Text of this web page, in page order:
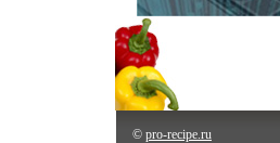
© pro-recipe.ru